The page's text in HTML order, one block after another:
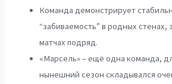
Команда демонстрирует
“забиваемость” в родных стенах,
матчах подряд.
«Марсель» – ещё одна команда,
нынешний сезон складывался